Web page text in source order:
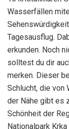
Wasserfällen
Tagesausflug.
erkunden. Noch
solltest du dir
merken. Dieser
Schlucht, die von
der Nähe gibt es
Schönheit der
Nationalpark